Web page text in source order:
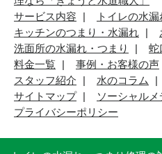
サービス内容
トイレの水
キッチンのつまり・水漏れ
洗面所の水漏れ・つまり
蛇
料金一覧
事例・お客様の声
スタッフ紹介
水のコラム
サイトマップ
ソーシャル
プライバシーポリシー